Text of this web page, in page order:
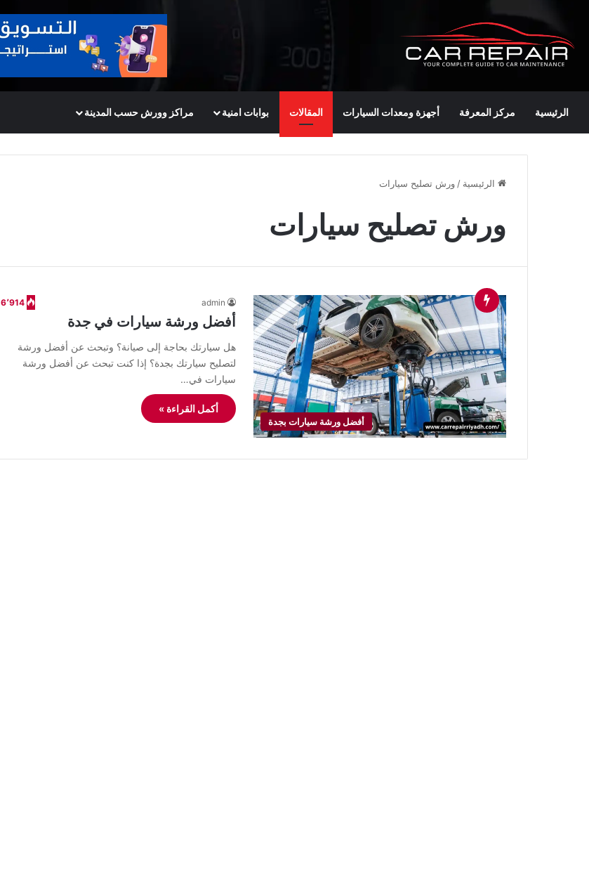
الرئيسية مركز المعرفة أجهزة ومعدات السيارات المقالات بوابات امنية مراكز وورش حسب المدينة
الرئيسية / ورش تصليح سيارات
ورش تصليح سيارات
أفضل ورشة سيارات بجدة
admin 6٬914
أفضل ورشة سيارات في جدة
هل سيارتك بحاجة إلى صيانة؟ وتبحث عن أفضل ورشة
لتصليح سيارتك بجدة؟ إذا كنت تبحث عن أفضل ورشة
سيارات في…
أكمل القراءة »